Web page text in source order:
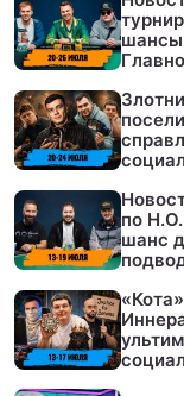
шансы
по
шанс